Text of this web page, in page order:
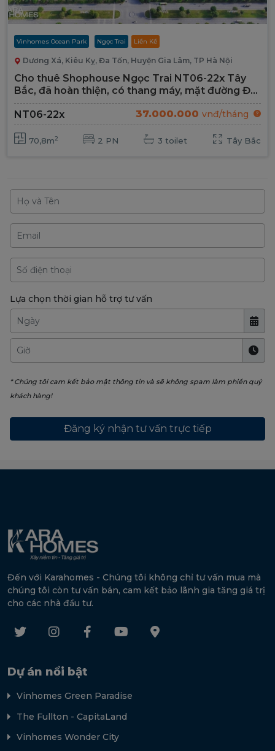
Vinhomes Ocean Park Ngọc Trai Liền Kề
Dương Xá, Kiêu Kỵ, Đa Tốn, Huyện Gia Lâm, TP Hà Nội
Cho thuê Shophouse Ngọc Trai NT06-22x Tây
Bắc, đã hoàn thiện, có thang máy, mặt đường Đại
Lộ 52m
NT06-22x
37.000.000 vnđ/tháng
70,8m2 2 PN 3 toilet Tây Bắc
Lựa chọn thời gian hỗ trợ tư vấn
* Chúng tôi cam kết bảo mật thông tin và sẽ không spam làm phiền quý
khách hàng!
Đến với Karahomes - Chúng tôi không chỉ tư vấn mua mà
chúng tôi còn tư vấn bán, cam kết bảo lãnh gia tăng giá trị
cho các nhà đầu tư.
Dự án nổi bật
Vinhomes Green Paradise
The Fullton - CapitaLand
Vinhomes Wonder City